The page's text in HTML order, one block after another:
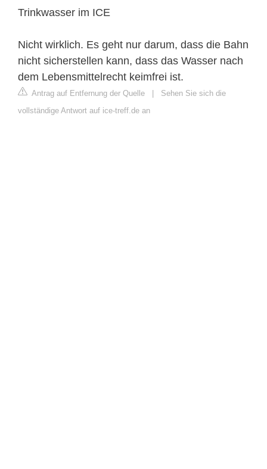
Trinkwasser im ICE
Nicht wirklich. Es geht nur darum, dass die Bahn
nicht sicherstellen kann, dass das Wasser nach
dem Lebensmittelrecht keimfrei ist.
Antrag auf Entfernung der Quelle | Sehen Sie sich die
vollständige Antwort auf ice-treff.de an